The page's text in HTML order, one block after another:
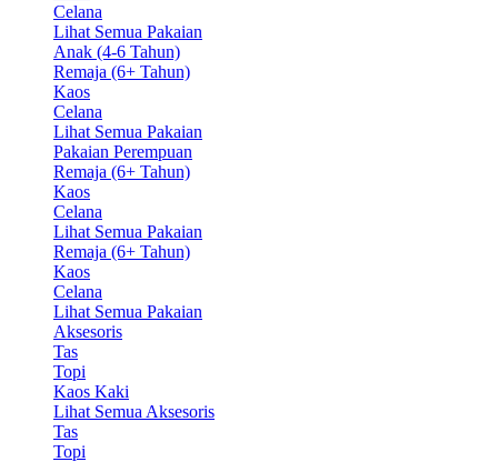
Celana
Lihat Semua Pakaian
Anak (4-6 Tahun)
Remaja (6+ Tahun)
Kaos
Celana
Lihat Semua Pakaian
Pakaian Perempuan
Remaja (6+ Tahun)
Kaos
Celana
Lihat Semua Pakaian
Remaja (6+ Tahun)
Kaos
Celana
Lihat Semua Pakaian
Aksesoris
Tas
Topi
Kaos Kaki
Lihat Semua Aksesoris
Tas
Topi